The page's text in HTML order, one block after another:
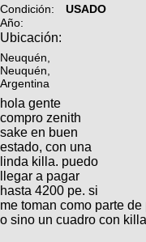
MecÃ¡nica
tu foto
Galeria
XC
Bicicletas
Viajes
Descenso
Dirt
Avisos
Ventas
SUBÃ
tu
aviso
Buscar
Ultimos
Fotos
BicicleterÃ­
as
Bicicletas
Bicicletas
Tandem
Videos
Cicloturismo
Condición:
USADO
Año:
Ubicación:
Neuquén,
Neuquén,
Argentina
hola gente
compro zenith
sake en buen
estado, con una
linda killa. puedo
llegar a pagar
hasta 4200 pe. si
me toman como parte
o sino un cuadro con